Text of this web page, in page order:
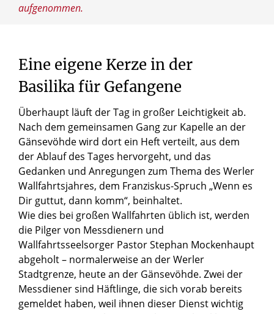
aufgenommen.
Eine eigene Kerze in der
Basilikafür Gefangene
Überhaupt läuft der Tag in großer Leichtigkeit ab.
Nach dem gemeinsamen Gang zur Kapelle an der
Gänsevöhde wird dort ein Heft verteilt, aus dem
der Ablauf des Tages hervorgeht, und das
Gedanken und Anregungen zum Thema des Werler
Wallfahrtsjahres, dem Franziskus-Spruch „Wenn es
Dir guttut, dann komm“, beinhaltet.
Wie dies bei großen Wallfahrten üblich ist, werden
die Pilger von Messdienern und
Wallfahrtsseelsorger Pastor Stephan Mockenhaupt
abgeholt – normalerweise an der Werler
Stadtgrenze, heute an der Gänsevöhde. Zwei der
Messdiener sind Häftlinge, die sich vorab bereits
gemeldet haben, weil ihnen dieser Dienst wichtig